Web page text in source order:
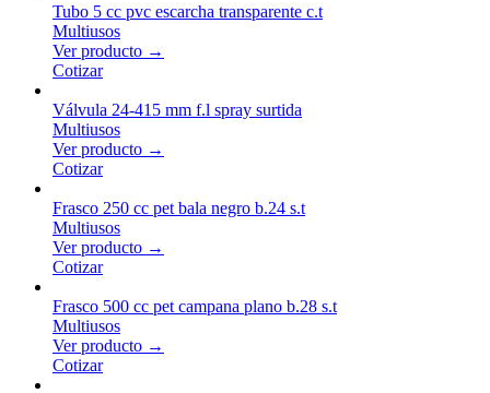
Tubo 5 cc pvc escarcha transparente c.t
Multiusos
Ver producto →
Cotizar
Válvula 24-415 mm f.l spray surtida
Multiusos
Ver producto →
Cotizar
Frasco 250 cc pet bala negro b.24 s.t
Multiusos
Ver producto →
Cotizar
Frasco 500 cc pet campana plano b.28 s.t
Multiusos
Ver producto →
Cotizar